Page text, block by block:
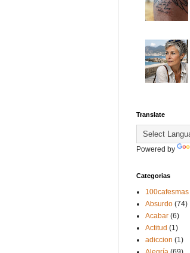
Translate
Powered by
Categorias
100cafesmas
Absurdo (74)
Acabar (6)
Actitud (1)
adiccion (1)